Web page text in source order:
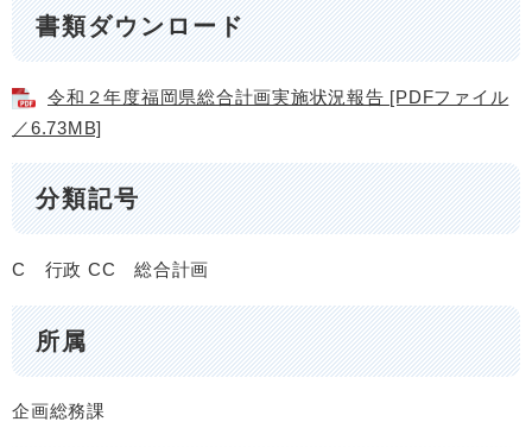
書類ダウンロード
令和２年度福岡県総合計画実施状況報告 [PDFファイル
／6.73MB]
分類記号
C 行政 CC 総合計画
所属
企画総務課